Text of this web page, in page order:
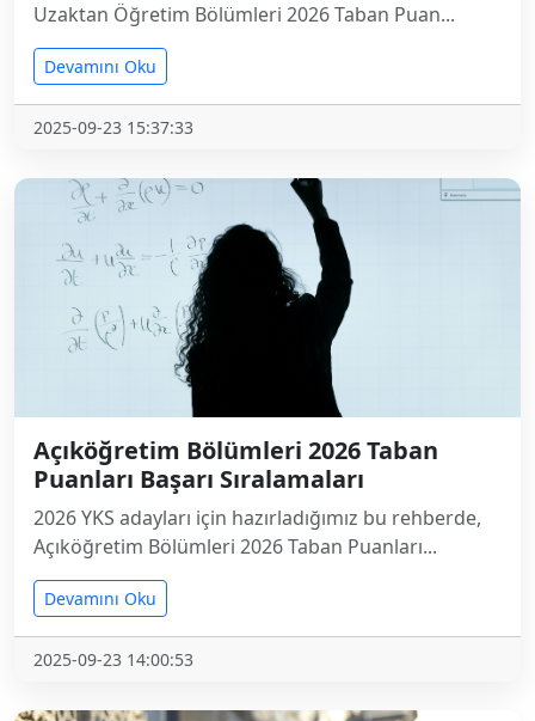
Uzaktan Öğretim Bölümleri 2026 Taban Puan...
Devamını Oku
2025-09-23 15:37:33
Açıköğretim Bölümleri 2026 Taban
Puanları Başarı Sıralamaları
2026 YKS adayları için hazırladığımız bu rehberde,
Açıköğretim Bölümleri 2026 Taban Puanları...
Devamını Oku
2025-09-23 14:00:53